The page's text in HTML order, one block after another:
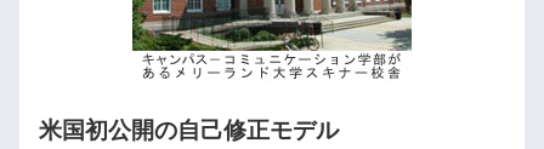
米国初公開の自己修正モデル